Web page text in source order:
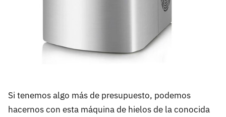
Si tenemos algo más de presupuesto, podemos
hacernos con esta máquina de hielos de la conocida